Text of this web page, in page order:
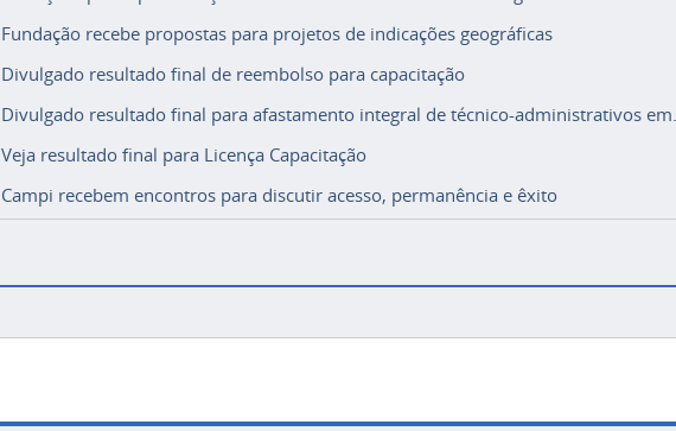
Divulgado resultado final de reembolso para capacitação
Divulgado resultado final para afastamento integral de técnico-administrativos em...
Veja resultado final para Licença Capacitação
Campi recebem encontros para discutir acesso, permanência e êxito